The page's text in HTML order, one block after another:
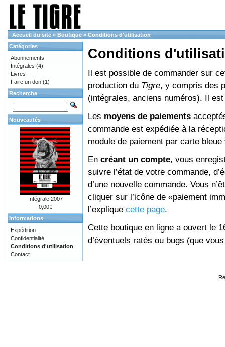
Accueil du site » Boutique » Conditions d'utilisation
Conditions
Il est possible de commander sur
production du Tigre, y compris des
(intégrales, anciens numéros). Il
Les moyens de paiements
commande est expédiée à la
module de paiement par carte
En créant un compte, vous
suivre l’état de votre commande,
d’une nouvelle commande. Vous
cliquer sur l’icône de «paiement
l’explique cette page.
Cette boutique en ligne a ouvert le
d’éventuels ratés ou bugs (que
Catégories
Abonnements
Intégrales (4)
Livres
Faire un don (1)
Recherche
Nouveautés
Intégrale 2007
0,00€
Informations
Expédition
Confidentialité
Conditions d'utilisation
Contact